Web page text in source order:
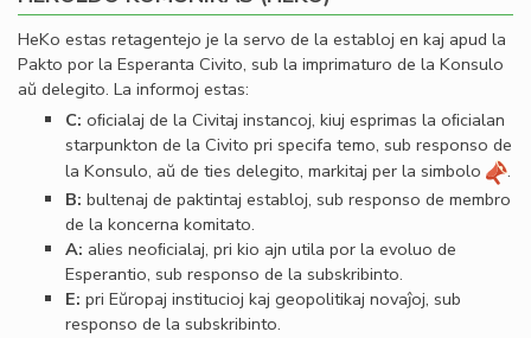
HeKo estas retagentejo je la servo de la establoj en kaj apud la
Pakto por la Esperanta Civito, sub la imprimaturo de la Konsulo
aŭ delegito. La informoj estas:
C: oﬁcialaj de la Civitaj instancoj, kiuj esprimas la oﬁcialan
starpunkton de la Civito pri specifa temo, sub responso de
la Konsulo, aŭ de ties delegito, markitaj per la simbolo
.
B: bultenaj de paktintaj establoj, sub responso de membro
de la koncerna komitato.
A: alies neoﬁcialaj, pri kio ajn utila por la evoluo de
Esperantio, sub responso de la subskribinto.
E: pri Eŭropaj institucioj kaj geopolitikaj novaĵoj, sub
responso de la subskribinto.